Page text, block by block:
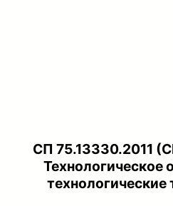
СП 75.13330.2011
Технологическое